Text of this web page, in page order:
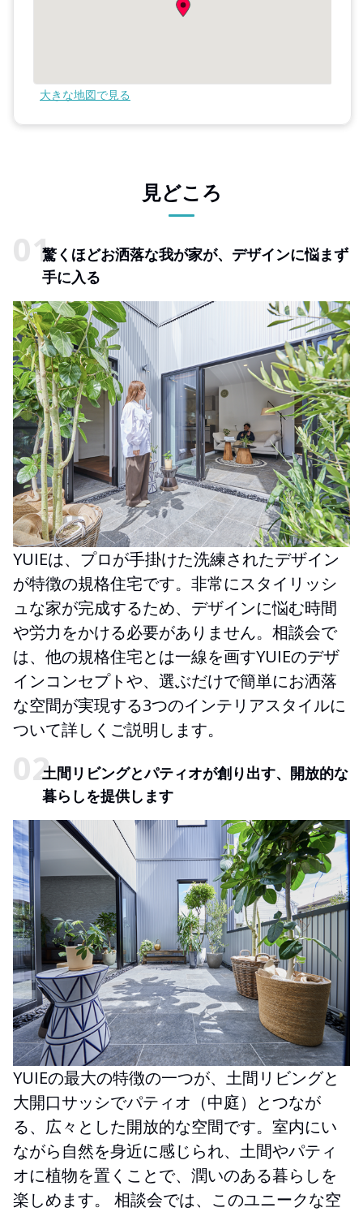
大きな地図で見る
見どころ
驚くほどお洒落な我が家が、デザインに悩まず
手に入る
YUIEは、プロが手掛けた洗練されたデザイン
が特徴の規格住宅です。非常にスタイリッシ
ュな家が完成するため、デザインに悩む時間
や労力をかける必要がありません。相談会で
は、他の規格住宅とは一線を画すYUIEのデザ
インコンセプトや、選ぶだけで簡単にお洒落
な空間が実現する3つのインテリアスタイルに
ついて詳しくご説明します。
土間リビングとパティオが創り出す、開放的な
暮らしを提供します
YUIEの最大の特徴の一つが、土間リビングと
大開口サッシでパティオ（中庭）とつなが
る、広々とした開放的な空間です。室内にい
ながら自然を身近に感じられ、土間やパティ
オに植物を置くことで、潤いのある暮らしを
楽しめます。 相談会では、このユニークな空